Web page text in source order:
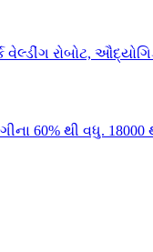
60% થી વધુ.